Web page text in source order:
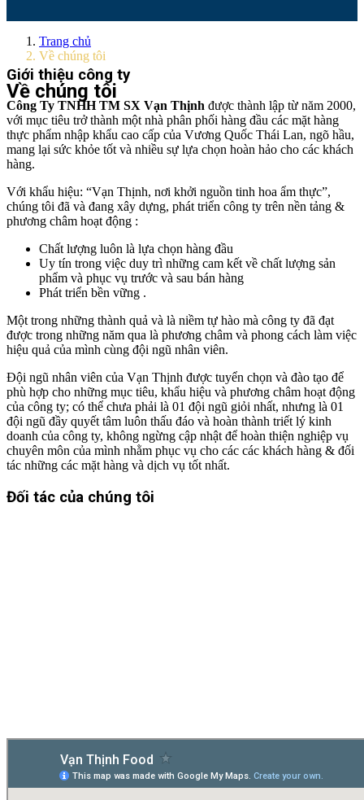
Trang chủ
Về chúng tôi
Về chúng tôi
Giới thiệu công ty
Công Ty TNHH TM SX Vạn Thịnh được thành lập từ năm 2000,
với mục tiêu trở thành một nhà phân phối hàng đầu các mặt hàng
thực phẩm nhập khẩu cao cấp của Vương Quốc Thái Lan, ngõ hầu,
mang lại sức khỏe tốt và nhiều sự lựa chọn hoàn hảo cho các khách
hàng.
Với khẩu hiệu: “Vạn Thịnh, nơi khởi nguồn tinh hoa ẩm thực”,
chúng tôi đã và đang xây dựng, phát triển công ty trên nền tảng &
phương châm hoạt động :
Chất lượng luôn là lựa chọn hàng đầu
Uy tín trong việc duy trì những cam kết về chất lượng sản
phẩm và phục vụ trước và sau bán hàng
Phát triển bền vững .
Một trong những thành quả và là niềm tự hào mà công ty đã đạt
được trong những năm qua là phương châm và phong cách làm việc
hiệu quả của mình cùng đội ngũ nhân viên.
Đội ngũ nhân viên của Vạn Thịnh được tuyển chọn và đào tạo để
phù hợp cho những mục tiêu, khẩu hiệu và phương châm hoạt động
của công ty; có thể chưa phải là 01 đội ngũ giỏi nhất, nhưng là 01
đội ngũ đầy quyết tâm luôn thấu đáo và hoàn thành triết lý kinh
doanh của công ty, không ngừng cập nhật để hoàn thiện nghiệp vụ
chuyên môn của mình nhằm phục vụ cho các các khách hàng & đối
tác những các mặt hàng và dịch vụ tốt nhất.
Đối tác của chúng tôi